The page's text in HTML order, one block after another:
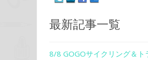
最新記事一覧
8/8 GOGOサイクリング＆ト